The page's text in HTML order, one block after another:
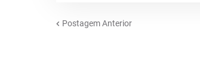
Postagem Anterior